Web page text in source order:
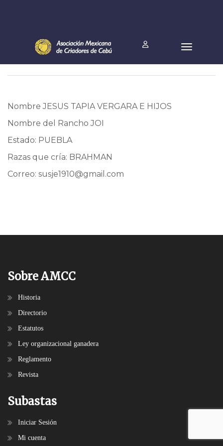
Nombre JESUS TAPIA VERGARA E HIJOS
Nombre del Rancho JOI
Estado: PUEBLA
Razas que cría: BRAHMAN
Correo: susje1910@gmail.com
Sobre AMCC
Historia
Directorio
Estatutos
Ley organizacional ganadera
Reglamento
Revista
Subastas
Iniciar Sesión
Mi cuenta